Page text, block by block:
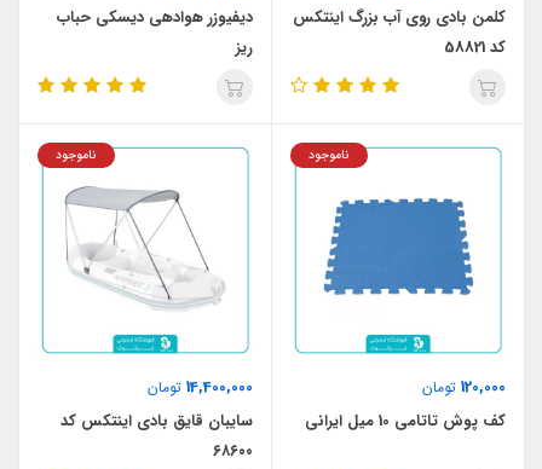
کلمن بادی روی آب بزرگ اینتکس
کد 58821
دیفیوزر هوادهی دیسکی حباب
ریز
120,000 تومان
ناموجود
کف پوش تاتامی 10 میل ایرانی
14,400,000 تومان
ناموجود
سایبان قایق بادی اینتکس کد
۶۸۶۰۰